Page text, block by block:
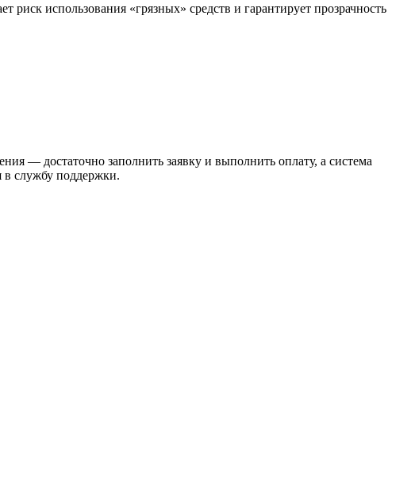
риск использования «грязных» средств и гарантирует прозрачность
— достаточно заполнить заявку и выполнить оплату, а система
в службу поддержки.